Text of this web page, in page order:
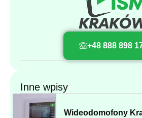
+48 888 898
Inne wpisy
Wideodomofony